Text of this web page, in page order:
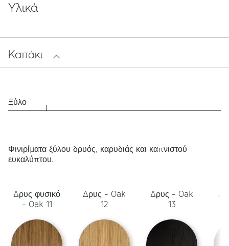
Υλικά
Καπάκι
Ξύλο
Φινιρίματα ξύλου δρυός, καρυδιάς και καπνιστού
ευκαλύπτου.
Δρυς φυσικό
- Oak 11
Δρυς - Oak
12
Δρυς - Oak
13